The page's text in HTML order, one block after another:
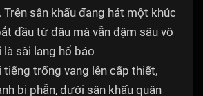
Trên sân khấu đang hát một khúc
đầu từ đâu mà vẫn đậm sâu vô
là sài lang hổ báo
tiếng trống vang lên cấp thiết,
bi phẫn, dưới sân khấu quân